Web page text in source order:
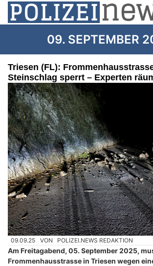
09. SEPTEMBER
Triesen (FL):
Steinschlag sperrt – Experten
09.09.25 VON POLIZEI.NEWS REDAKTION
Am Freitagabend, 05. September 2025,
Frommenhausstrasse in Triesen wegen